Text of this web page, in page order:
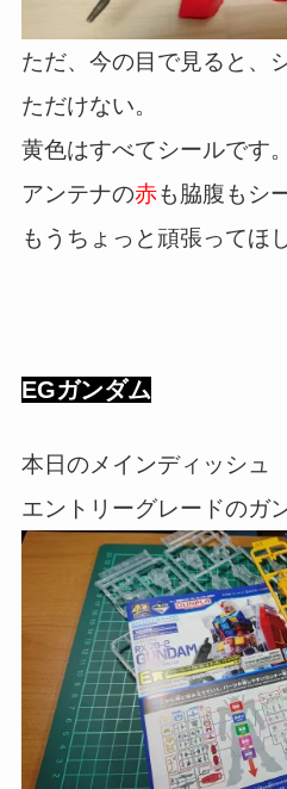
ただ、今の目で見ると、
ただけない。
黄色はすべてシールです。
アンテナの赤も脇腹もシ
もうちょっと頑張ってほ
EGガンダム
本日のメインディッシュ
エントリーグレードのガ